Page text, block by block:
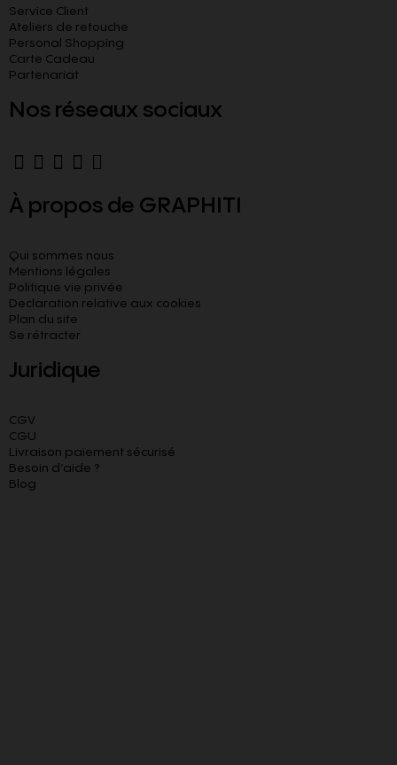
Service Client
Ateliers de retouche
Personal Shopping
Carte Cadeau
Partenariat
Nos réseaux sociaux
À propos de GRAPHITI
Qui sommes nous
Mentions légales
Politique vie privée
Declaration relative aux cookies​
Plan du site
Se rétracter
Juridique
CGV
CGU
Livraison paiement sécurisé
Besoin d’aide ?
Blog